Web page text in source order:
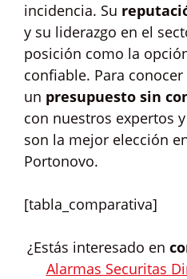
incidencia. Su
y su liderazgo en el
posición como la
confiable. Para
un presupuesto sin
con nuestros expertos
son la mejor elección
Portonovo.
[tabla_comparativa]
¿Estás interesado en
Alarmas Securitas